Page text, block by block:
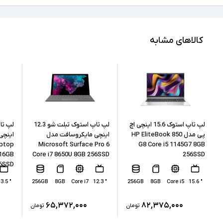
نسل پردازنده
8GB
حافظه داخلی 256GB
نوع حافظه داخلی SSD
پردازنده گرافیکی AMD Radeon RX Vega 7 Graphics
کالاهای مشابه
لپ تاپ استوک 15.6 اینچی اچ
پی مدل HP EliteBook 850
G8 Core i5 1145G7 8GB
256SSD
" 15.6
Core i5
8GB
256GB
۸۲,۳۷۵,۰۰۰ تومان
لپ تاپ استوک تبلت شو 12.3
اینچی مایکروسافت مدل
Microsoft Surface Pro 6
Core i7 8650U 8GB 256SSD
" 12.3
Core i7
8GB
256GB
۶۵,۳۷۲,۰۰۰ تومان
" 13.5